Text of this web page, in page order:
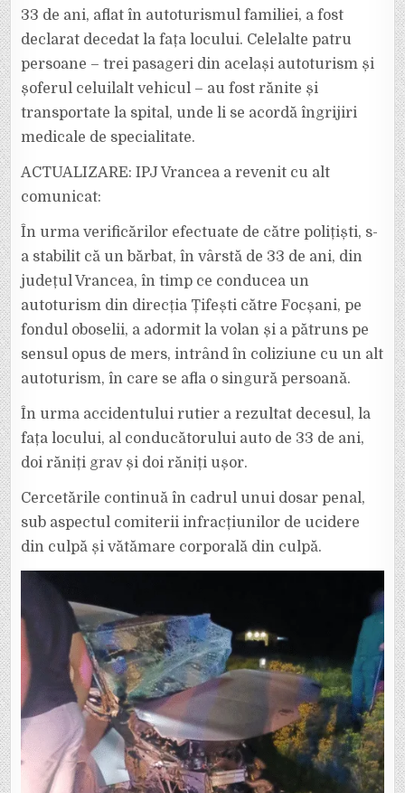
33 de ani, aflat în autoturismul familiei, a fost
declarat decedat la fața locului. Celelalte patru
persoane – trei pasageri din același autoturism și
șoferul celuilalt vehicul – au fost rănite și
transportate la spital, unde li se acordă îngrijiri
medicale de specialitate.
ACTUALIZARE: IPJ Vrancea a revenit cu alt
comunicat:
În urma verificărilor efectuate de către polițiști, s-
a stabilit că un bărbat, în vârstă de 33 de ani, din
județul Vrancea, în timp ce conducea un
autoturism din direcția Țifești către Focșani, pe
fondul oboselii, a adormit la volan și a pătruns pe
sensul opus de mers, intrând în coliziune cu un alt
autoturism, în care se afla o singură persoană.
În urma accidentului rutier a rezultat decesul, la
fața locului, al conducătorului auto de 33 de ani,
doi răniți grav și doi răniți ușor.
Cercetările continuă în cadrul unui dosar penal,
sub aspectul comiterii infracțiunilor de ucidere
din culpă și vătămare corporală din culpă.